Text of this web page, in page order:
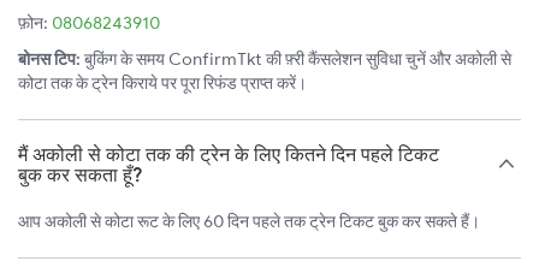
फ़ोन: 08068243910
बोनस टिप: बुकिंग के समय ConfirmTkt की फ़्री कैंसलेशन सुविधा चुनें और अकोली से
कोटा तक के ट्रेन किराये पर पूरा रिफंड प्राप्त करें।
मैं अकोली से कोटा तक की ट्रेन के लिए कितने दिन पहले टिकट
बुक कर सकता हूँ?
आप अकोली से कोटा रूट के लिए 60 दिन पहले तक ट्रेन टिकट बुक कर सकते हैं।